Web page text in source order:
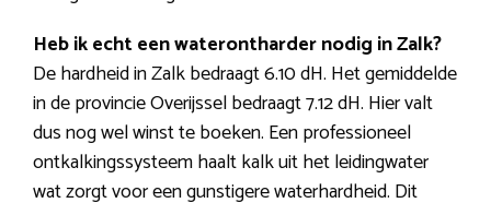
Heb ik echt een waterontharder nodig in Zalk?
De hardheid in Zalk bedraagt 6.10 dH. Het gemiddelde
in de provincie Overijssel bedraagt 7.12 dH. Hier valt
dus nog wel winst te boeken. Een professioneel
ontkalkingssysteem haalt kalk uit het leidingwater
wat zorgt voor een gunstigere waterhardheid. Dit